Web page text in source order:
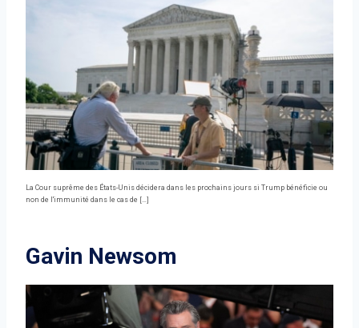
La Cour suprême des États-Unis décidera dans les prochains jours si Trump bénéficie ou
non de l'immunité dans le cas de […]
Gavin Newsom